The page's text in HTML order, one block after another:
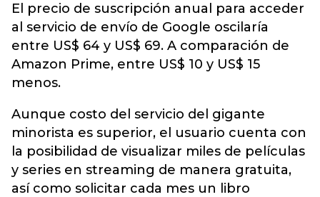
El precio de suscripción anual para acceder
al servicio de envío de Google oscilaría
entre US$ 64 y US$ 69. A comparación de
Amazon Prime, entre US$ 10 y US$ 15
menos.
Aunque costo del servicio del gigante
minorista es superior, el usuario cuenta con
la posibilidad de visualizar miles de películas
y series en streaming de manera gratuita,
así como solicitar cada mes un libro